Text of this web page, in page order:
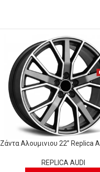
Ζάντα Αλουμινιου 22” Replica
REPLICA AUDI